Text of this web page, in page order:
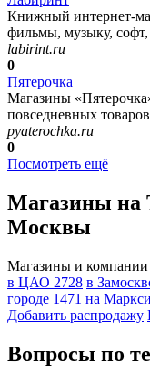
Книжный интернет-
фильмы, музыку,
labirint.ru
0
Пятерочка
Магазины
повседневных
pyaterochka.ru
0
Посмотреть ещё
Магазины на
Москвы
Магазины и компании
в ЦАО 2728 в
городе 1471 на
Добавить раcпродажу
Вопросы по